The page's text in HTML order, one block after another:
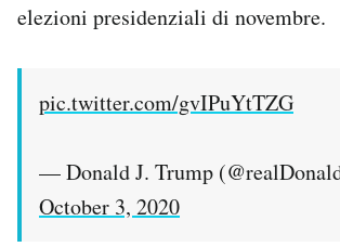
elezioni presidenziali di novembre.
pic.twitter.com/gvIPuYtTZG
— Donald J. Trump
October 3, 2020